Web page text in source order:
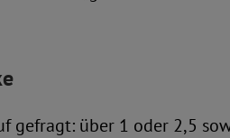
gefragt: über 1 oder 2,5